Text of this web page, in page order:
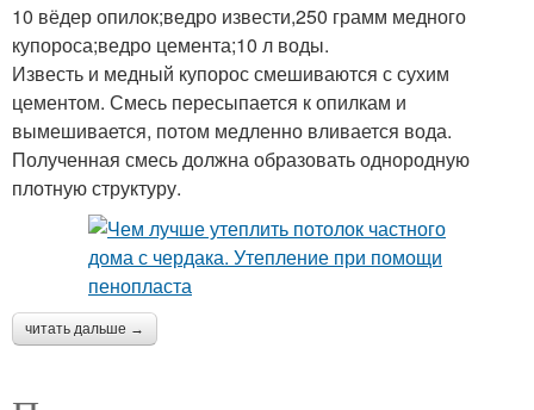
10 вёдер опилок;ведро извести,250 грамм медного
купороса;ведро цемента;10 л воды.
Известь и медный купорос смешиваются с сухим
цементом. Смесь пересыпается к опилкам и
вымешивается, потом медленно вливается вода.
Полученная смесь должна образовать однородную
плотную структуру.
читать дальше →